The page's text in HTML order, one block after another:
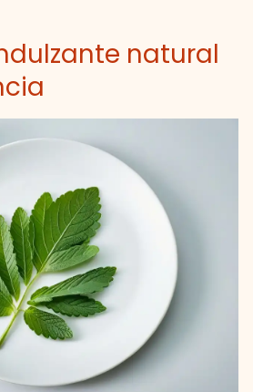
natural